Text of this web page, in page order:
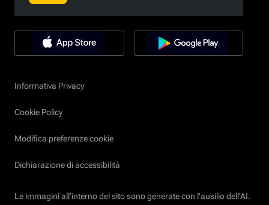
Informativa Privacy
Cookie Policy
Modifica preferenze cookie
Dichiarazione di accessibilità
Le immagini all’interno del sito sono generate con l'ausilio dell'AI.